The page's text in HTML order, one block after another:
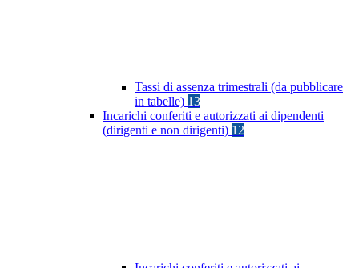
Tassi di assenza trimestrali (da pubblicare
in tabelle) 13
Incarichi conferiti e autorizzati ai dipendenti
(dirigenti e non dirigenti) 12